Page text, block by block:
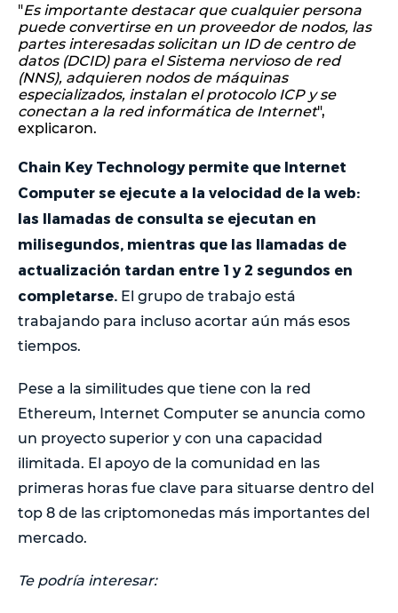
"Es importante destacar que cualquier persona
puede convertirse en un proveedor de nodos, las
partes interesadas solicitan un ID de centro de
datos (DCID) para el Sistema nervioso de red
(NNS), adquieren nodos de máquinas
especializados, instalan el protocolo ICP y se
conectan a la red informática de Internet",
explicaron.
Chain Key Technology permite que Internet
Computer se ejecute a la velocidad de la web:
las llamadas de consulta se ejecutan en
milisegundos, mientras que las llamadas de
actualización tardan entre 1 y 2 segundos en
completarse. El grupo de trabajo está
trabajando para incluso acortar aún más esos
tiempos.
Pese a la similitudes que tiene con la red
Ethereum, Internet Computer se anuncia como
un proyecto superior y con una capacidad
ilimitada. El apoyo de la comunidad en las
primeras horas fue clave para situarse dentro del
top 8 de las criptomonedas más importantes del
mercado.
Te podría interesar: